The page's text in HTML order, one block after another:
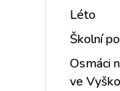
Léto
Školní
Osmáci
ve